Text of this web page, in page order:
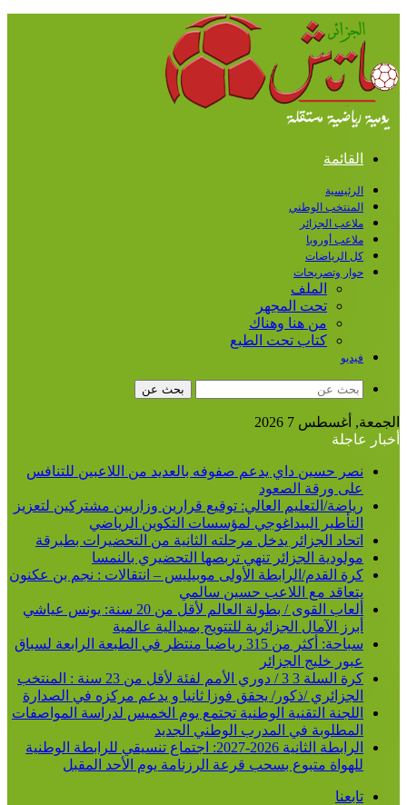
القائمة
الرئيسية
المنتخب الوطني
ملاعب الجزائر
ملاعب أوروبا
كل الرياضات
حوار وتصريحات
الملف
تحت المجهر
من هنا وهناك
كتاب تحت الطبع
فيديو
بحث عن
الجمعة, أغسطس 7 2026
أخبار عاجلة
نصر حسين داي يدعم صفوفه بالعديد من اللاعبين للتنافس
على ورقة الصعود
رياضة/التعليم العالي: توقيع قرارين وزاريين مشتركين لتعزيز
التأطير البيداغوجي لمؤسسات التكوين الرياضي
اتحاد الجزائر يدخل مرحلته الثانية من التحضيرات بطبرقة
مولودية الجزائر تنهي تربصها التحضيري بالنمسا
كرة القدم/الرابطة الأولى موبيليس – انتقالات : نجم بن عكنون
يتعاقد مع اللاعب حسين سالمي
ألعاب القوى / بطولة العالم لأقل من 20 سنة: يونس عياشي
أبرز الآمال الجزائرية للتتويج بميدالية عالمية
سباحة: أكثر من 315 رياضيا منتظر في الطبعة الرابعة لسباق
عبور خليج الجزائر
كرة السلة 3 3 / دوري الأمم لفئة لأقل من 23 سنة : المنتخب
الجزائري /ذكور/ يحقق فوزا ثانيا و يدعم مركزه في الصدارة
اللجنة التقنية الوطنية تجتمع يوم الخميس لدراسة المواصفات
المطلوبة في المدرب الوطني الجديد
الرابطة الثانية 2026-2027: اجتماع تنسيقي للرابطة الوطنية
للهواة متبوع بسحب قرعة الرزنامة يوم الأحد المقبل
تابعنا